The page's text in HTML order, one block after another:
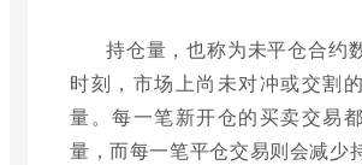
持仓量，也称为未平仓合约
时刻，市场上尚未对冲或交割
量。每一笔新开仓的买卖交易
量，而每一笔平仓交易则会减少